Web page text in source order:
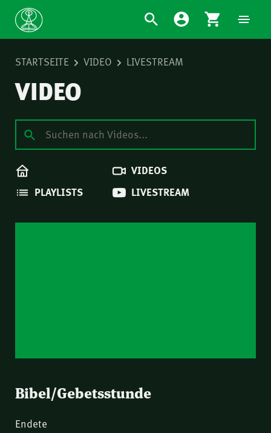
STARTSEITE VIDEO LIVESTREAM
VIDEO
VIDEOS
PLAYLISTS
LIVESTREAM
LIVESTREAM
Bibel/Gebetsstunde
Endete